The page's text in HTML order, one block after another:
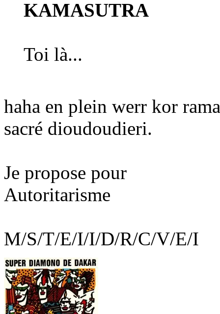
KAMASUTRA
Toi là...
haha en plein werr kor
sacré dioudoudieri.
Je propose pour
Autoritarisme
M/S/T/E/I/I/D/R/C/V/E/I